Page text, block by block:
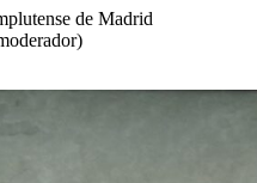
de Madrid